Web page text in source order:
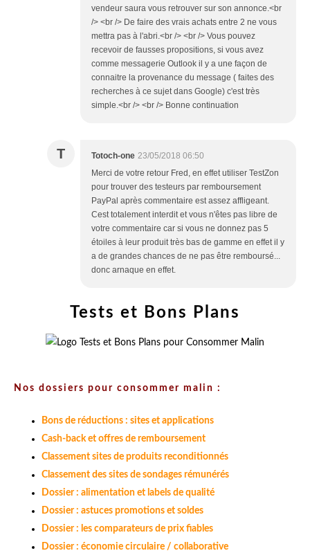
vendeur saura vous retrouver sur son annonce.<br
/> <br /> De faire des vrais achats entre 2 ne vous
mettra pas à l'abri.<br /> <br /> Vous pouvez
recevoir de fausses propositions, si vous avez
comme messagerie Outlook il y a une façon de
connaitre la provenance du message ( faites des
recherches à ce sujet dans Google) c'est très
simple.<br /> <br /> Bonne continuation
T Totoch-one 23/05/2018 06:50
Merci de votre retour Fred, en effet utiliser TestZon
pour trouver des testeurs par remboursement
PayPal après commentaire est assez affligeant.
Cest totalement interdit et vous n'êtes pas libre de
votre commentaire car si vous ne donnez pas 5
étoiles à leur produit très bas de gamme en effet il y
a de grandes chances de ne pas être remboursé...
donc arnaque en effet.
Tests et Bons Plans
Nos dossiers pour consommer malin :
Bons de réductions : sites et applications
Cash-back et offres de remboursement
Classement sites de produits reconditionnés
Classement des sites de sondages rémunérés
Dossier : alimentation et labels de qualité
Dossier : astuces promotions et soldes
Dossier : les comparateurs de prix fiables
Dossier : économie circulaire / collaborative